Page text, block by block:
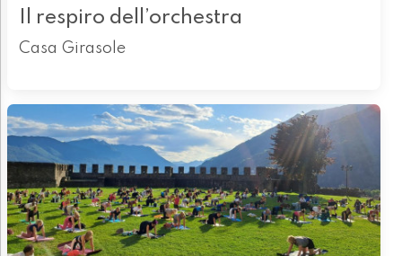
Il respiro dell’orchestra
Casa Girasole